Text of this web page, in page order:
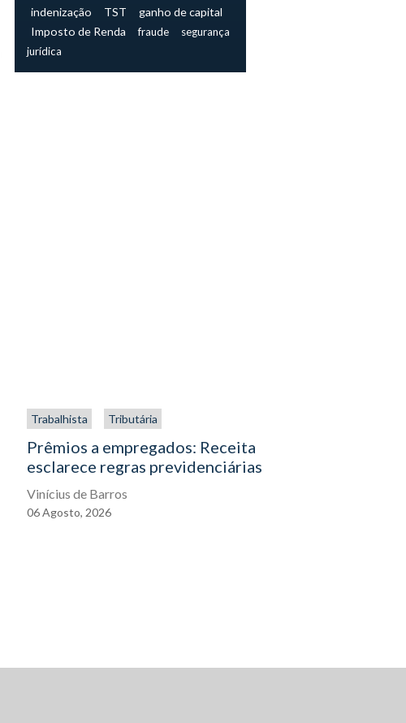
indenização
TST
ganho de capital
Imposto de Renda
fraude
segurança
jurídica
Trabalhista Tributária
Prêmios a empregados: Receita
esclarece regras previdenciárias
Vinícius de Barros
06Agosto, 2026